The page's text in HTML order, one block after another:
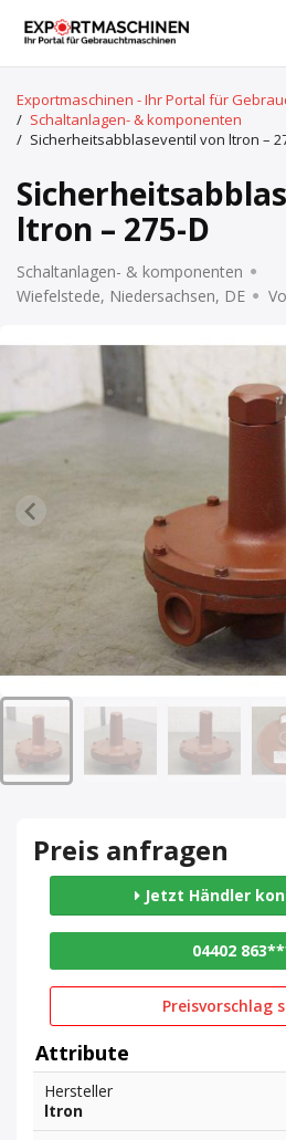
Exportmaschinen - Ihr Portal für
/ Schaltanlagen- & komponenten
/ Sicherheitsabblaseventil von ltron –
ltron – 275-D
Schaltanlagen- & komponenten
Wiefelstede, Niedersachsen, DE
Preis anfragen
Jetzt Händler
04402
Preisvorschlag
Attribute
Hersteller
ltron